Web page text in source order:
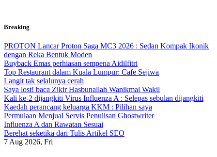
Skip
content
Breaking
PROTON Lancar Proton Saga MC3 2026 : Sedan Kompak Ikonik
dengan Reka Bentuk Moden
Buyback Emas perhiasan sempena Aidilfitri
Top Restaurant dalam Kuala Lumpur: Cafe Sejiwa
Langit tak selalunya cerah
Saya lost! baca Zikir Hasbunallah Wanikmal Wakil
Kali ke-2 dijangkiti Virus Influenza A : Selepas sebulan dijangkiti
Kaedah perancang keluarga KKM : Pilihan saya
Permulaan Menjual Servis Penulisan Ghostwriter
Influenza A dan Rawatan Sesuai
Berehat seketika dari Tulis Artikel SEO
7 Aug 2026, Fri